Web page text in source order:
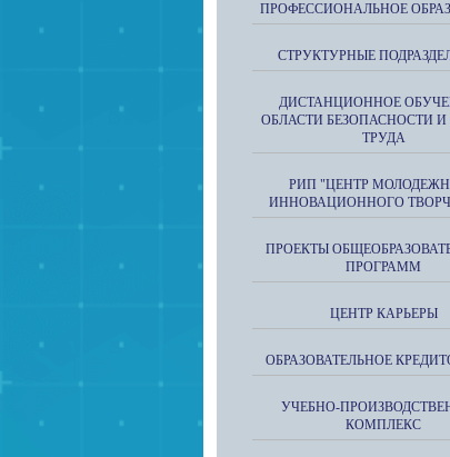
ПРОФЕССИОНАЛЬНОЕ
СТРУКТУРНЫЕ
ДИСТАНЦИОННОЕ
ОБЛАСТИ БЕЗОПАСНОСТИ
ТРУДА
РИП "ЦЕНТР
ИННОВАЦИОННОГО
ПРОЕКТЫ
ПРОГРАММ
ЦЕНТР КАРЬЕРЫ
ОБРАЗОВАТЕЛЬНОЕ
УЧЕБНО-
КОМПЛЕКС